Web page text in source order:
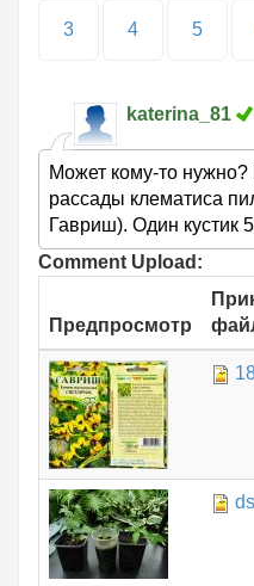
3 4 5
katerina_81
Может кому-то
рассады клематиса
Гавриш). Один кустик
Comment Upload:
Предпросмотр